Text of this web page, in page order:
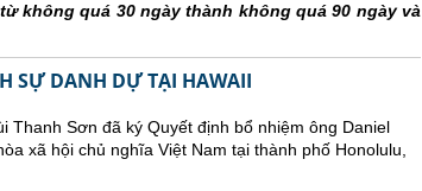
không quá 30 ngày thành không quá 90 ngày và
SỰ DANH DỰ TẠI HAWAII
Thanh Sơn đã ký Quyết định bổ nhiệm ông Daniel
xã hội chủ nghĩa Việt Nam tại thành phố Honolulu,